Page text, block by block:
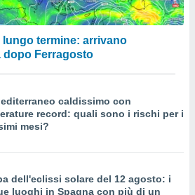
lungo termine: arrivano
dopo Ferragosto
caldissimo con
record: quali sono i rischi per i
mesi?
dell'eclissi solare del 12 agosto: i
luoghi in Spagna con più di un